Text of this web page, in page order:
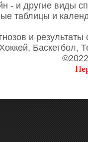
- и другие виды
таблицы и
и
Баскетбол,